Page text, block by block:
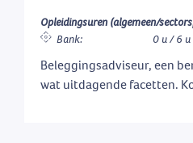
Opleidingsuren (algemeen/
Bank:
0 u / 6 u
Beleggingsadviseur, een
wat uitdagende facetten.